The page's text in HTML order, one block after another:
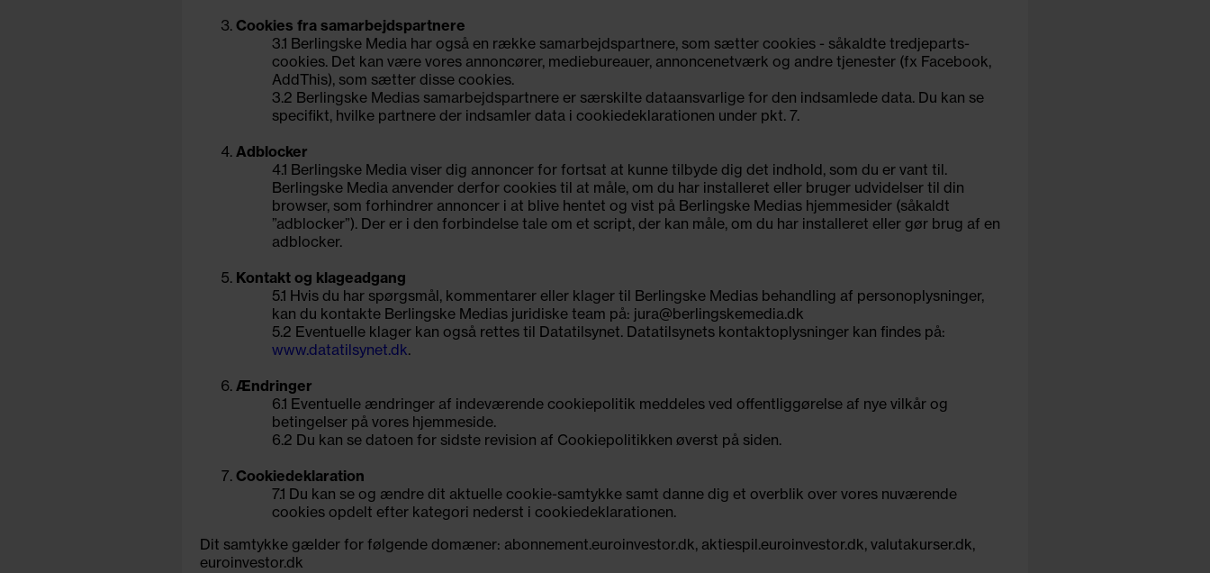
Cookies fra samarbejdspartnere
3.1 Berlingske Media har også en række samarbejdspartnere, som sætter cookies - såkaldte tredjeparts-
cookies. Det kan være vores annoncører, mediebureauer, annoncenetværk og andre tjenester (fx Facebook,
AddThis), som sætter disse cookies.
3.2 Berlingske Medias samarbejdspartnere er særskilte dataansvarlige for den indsamlede data. Du kan se
specifikt, hvilke partnere der indsamler data i cookiedeklarationen under pkt. 7.
Adblocker
4.1 Berlingske Media viser dig annoncer for fortsat at kunne tilbyde dig det indhold, som du er vant til.
Berlingske Media anvender derfor cookies til at måle, om du har installeret eller bruger udvidelser til din
browser, som forhindrer annoncer i at blive hentet og vist på Berlingske Medias hjemmesider (såkaldt
”adblocker”). Der er i den forbindelse tale om et script, der kan måle, om du har installeret eller gør brug af en
adblocker.
Kontakt og klageadgang
5.1 Hvis du har spørgsmål, kommentarer eller klager til Berlingske Medias behandling af personoplysninger,
kan du kontakte Berlingske Medias juridiske team på: jura@berlingskemedia.dk
5.2 Eventuelle klager kan også rettes til Datatilsynet. Datatilsynets kontaktoplysninger kan findes på:
www.datatilsynet.dk.
Ændringer
6.1 Eventuelle ændringer af indeværende cookiepolitik meddeles ved offentliggørelse af nye vilkår og
betingelser på vores hjemmeside.
6.2 Du kan se datoen for sidste revision af Cookiepolitikken øverst på siden.
Cookiedeklaration
7.1 Du kan se og ændre dit aktuelle cookie-samtykke samt danne dig et overblik over vores nuværende
cookies opdelt efter kategori nederst i cookiedeklarationen.
Dit samtykke gælder for følgende domæner: abonnement.euroinvestor.dk, aktiespil.euroinvestor.dk, valutakurser.dk,
euroinvestor.dk